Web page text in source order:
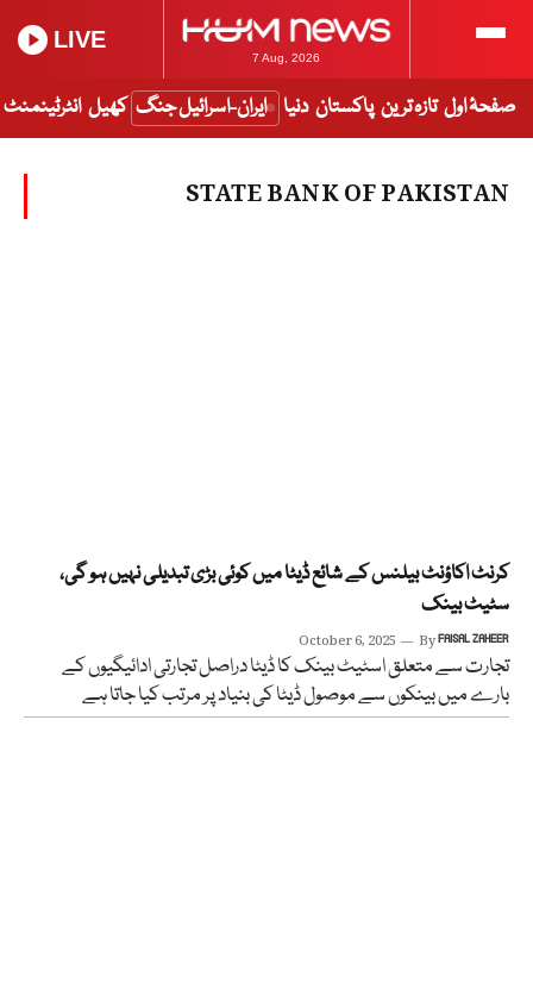
7 Aug, 2026
LIVE
صفحۂ اول تازہ ترین پاکستان دنیا ایران-اسرائیل جنگ کھیل انٹرٹینمنٹ
STATE BANK OF PAKISTAN
کرنٹ اکاؤنٹ بیلنس کے شائع ڈیٹا میں کوئی بڑی تبدیلی نہیں ہو گی،
سٹیٹ بینک
October 6, 2025 ByFAISAL ZAHEER
تجارت سے متعلق اسٹیٹ بینک کا ڈیٹا دراصل تجارتی ادائیگیوں کے
بارے میں بینکوں سے موصول ڈیٹا کی بنیاد پر مرتب کیا جاتا ہے